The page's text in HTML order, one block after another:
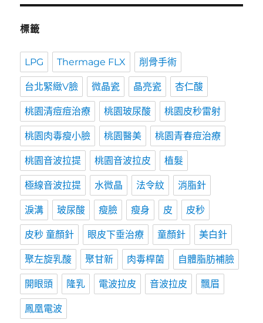
標籤
LPG Thermage FLX 削骨手術
台北緊緻V臉 微晶瓷 晶亮瓷 杏仁酸
桃園清痘痘治療 桃園玻尿酸 桃園皮秒雷射
桃園肉毒瘦小臉 桃園醫美 桃園青春痘治療
桃園音波拉提 桃園音波拉皮 植髮
極線音波拉提 水微晶 法令紋 消脂針
淚溝 玻尿酸 瘦臉 瘦身 皮 皮秒
皮秒 童顏針 眼皮下垂治療 童顏針 美白針
聚左旋乳酸 聚甘新 肉毒桿菌 自體脂肪補臉
開眼頭 隆乳 電波拉皮 音波拉皮 飄眉
鳳凰電波